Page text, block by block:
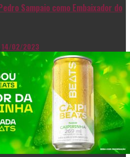
Sampaio como Embaixador do
14/02/2023